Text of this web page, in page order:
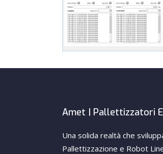
Amet | Pallettizzatori
Una solida realtà che
Pallettizzazione e Robot